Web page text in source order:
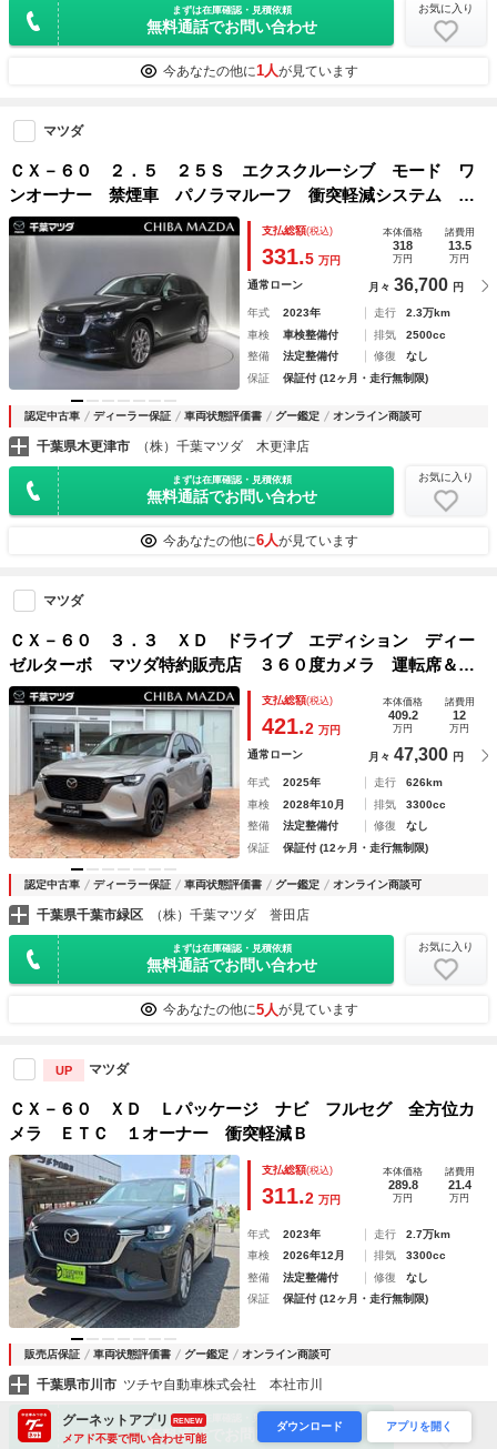
まずは在庫確認・見積依頼
無料通話でお問い合わせ
お気に入り
今あなたの他に1人が見ています
マツダ
ＣＸ－６０ ２．５ ２５Ｓ エクスクルーシブ モード ワ
ンオーナー 禁煙車 パノラマルーフ 衝突軽減システム ア
ダプティブクルーズコントロール 電動シート ＬＥＤヘッド
ランプ フルセグＴＶ キーレス 横滑り防止装置 フルオー
トエアコン 黒革シート ＥＴＣ
支払総額(税込)
331.5 万円
本体価格
318
万円
諸費用
13.5
万円
通常ローン 月々 36,700 円
年式 2023年 走行
2.3万km
車検
車検整備付 排気
2500cc
整備
法定整備付 修復
なし
保証
保証付 (12ヶ月・走行無制限)
認定中古車 ディーラー保証 車両状態評価書 グー鑑定 オンライン商談可
千葉県木更津市 （株）千葉マツダ 木更津店
まずは在庫確認・見積依頼
無料通話でお問い合わせ
お気に入り
今あなたの他に6人が見ています
マツダ
ＣＸ－６０ ３．３ ＸＤ ドライブ エディション ディー
ゼルターボ マツダ特約販売店 ３６０度カメラ 運転席＆助
手席シートヒーター ＥＴＣ ４ＷＤ 令和７年式 車検満了
令和１０年
支払総額(税込)
421.2 万円
本体価格
409.2
万円
諸費用
12
万円
通常ローン 月々 47,300 円
年式 2025年 走行
626km
車検
2028年10月 排気
3300cc
整備
法定整備付 修復
なし
保証
保証付 (12ヶ月・走行無制限)
認定中古車 ディーラー保証 車両状態評価書 グー鑑定 オンライン商談可
千葉県千葉市緑区 （株）千葉マツダ 誉田店
まずは在庫確認・見積依頼
無料通話でお問い合わせ
お気に入り
今あなたの他に5人が見ています
UP マツダ
ＣＸ－６０ ＸＤ Ｌパッケージ ナビ フルセグ 全方位カ
メラ ＥＴＣ １オーナー 衝突軽減Ｂ
支払総額(税込)
311.2 万円
本体価格
289.8
万円
諸費用
21.4
万円
年式 2023年 走行
2.7万km
車検
2026年12月 排気
3300cc
整備
法定整備付 修復
なし
保証
保証付 (12ヶ月・走行無制限)
販売店保証 車両状態評価書 グー鑑定 オンライン商談可
千葉県市川市 ツチヤ自動車株式会社 本社市川
まずは在庫確認・見積依頼
無料通話でお問い合わせ
お気に入り
グーネットアプリ RENEW
メアド不要で問い合わせ可能
ダウンロード アプリを開く